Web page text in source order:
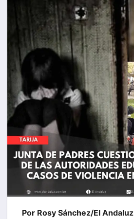
Por Rosy Sánchez/El Andaluz